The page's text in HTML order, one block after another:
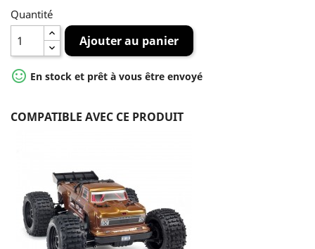
Quantité
Ajouter au panier
 En stock et prêt à vous être envoyé
COMPATIBLE AVEC CE PRODUIT